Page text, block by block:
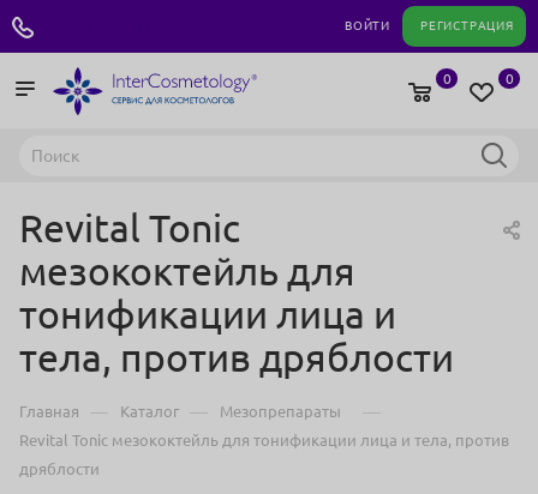
ВОЙТИ РЕГИСТРАЦИЯ
0
0
Revital Tonic
мезококтейль для
тонификации лица и
тела, против дряблости
Главная — Каталог — Мезопрепараты —
Revital Tonic мезококтейль для тонификации лица и тела, против
дряблости